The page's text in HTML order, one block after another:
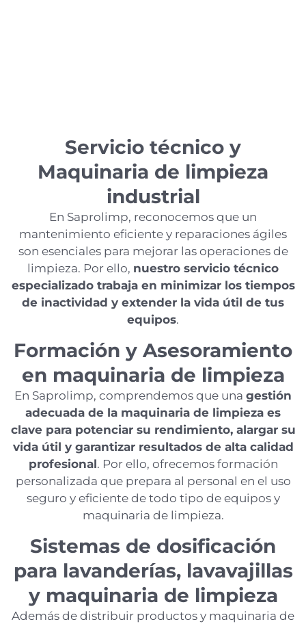
Servicio técnico y
Maquinaria de limpieza
industrial
En Saprolimp, reconocemos que un
mantenimiento eficiente y reparaciones ágiles
son esenciales para mejorar las operaciones de
limpieza. Por ello, nuestro servicio técnico
especializado trabaja en minimizar los tiempos
de inactividad y extender la vida útil de tus
equipos.
Formación y Asesoramiento
en maquinaria de limpieza
En Saprolimp, comprendemos que una gestión
adecuada de la maquinaria de limpieza es
clave para potenciar su rendimiento, alargar su
vida útil y garantizar resultados de alta calidad
profesional. Por ello, ofrecemos formación
personalizada que prepara al personal en el uso
seguro y eficiente de todo tipo de equipos y
maquinaria de limpieza.
Sistemas de dosificación
para lavanderías, lavavajillas
y maquinaria de limpieza
Además de distribuir productos y maquinaria de